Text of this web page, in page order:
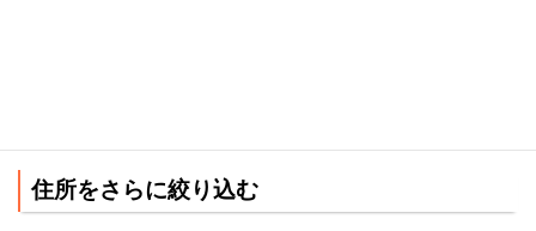
住所をさらに絞り込む